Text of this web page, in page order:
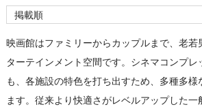
映画館はファミリーからカップルまで、老若
ターテインメント空間です。シネマコンプレ
も、各施設の特色を打ち出すため、多種多
ます。従来より快適さがレベルアップした一